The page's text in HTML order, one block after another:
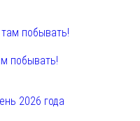
побывать!